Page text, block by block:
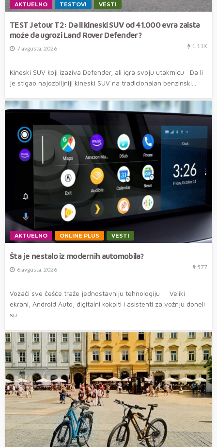
AKTUELNO TESTOVI VESTI
TEST Jetour T2: Da li kineski SUV od 41.000 evra zaista
može da ugrozi Land Rover Defender?
7 avgusta, 2026 1.11K
Kineski SUV koji izaziva Defender, ali igra svoju utakmicu Da li
je stigao najozbiljniji kineski SUV na tradicionalan benzinski...
AKTUELNO ONLINE PLUS VESTI
Šta je nestalo iz modernih automobila?
6 avgusta, 2026 577
Vozači sve češće traže jednostavniju tehnologiju Veliki
ekrani, Android Auto, digitalni kokpiti i asistenti za vožnju doneli
su...